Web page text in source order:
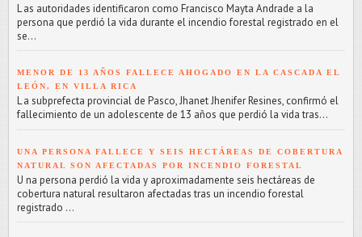
L as autoridades identificaron como Francisco Mayta Andrade a la
persona que perdió la vida durante el incendio forestal registrado en el
se...
MENOR DE 13 AÑOS FALLECE AHOGADO EN LA CASCADA EL
LEÓN, EN VILLA RICA
L a subprefecta provincial de Pasco, Jhanet Jhenifer Resines, confirmó el
fallecimiento de un adolescente de 13 años que perdió la vida tras...
UNA PERSONA FALLECE Y SEIS HECTÁREAS DE COBERTURA
NATURAL SON AFECTADAS POR INCENDIO FORESTAL
U na persona perdió la vida y aproximadamente seis hectáreas de
cobertura natural resultaron afectadas tras un incendio forestal
registrado ...